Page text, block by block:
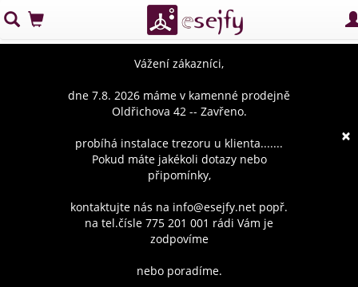
×
Vážení zákazníci,
dne 7.8. 2026 máme v kamenné prodejně
Oldřichova 42 -- Zavřeno.
probíhá instalace trezoru u klienta.......
Pokud máte jakékoli dotazy nebo
připomínky,
kontaktujte nás na info@esejfy.net popř.
na tel.čísle 775 201 001 rádi Vám je
zodpovíme
nebo poradíme.